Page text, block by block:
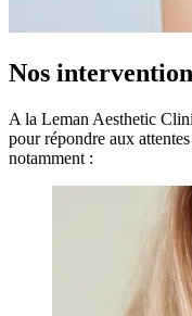
Nos
A la Leman Aesthetic
pour répondre aux
notamment :